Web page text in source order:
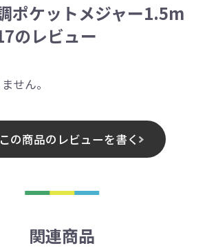
ポケットメジャー1.5m
のレビュー
せん。
この商品のレビューを書く
関連商品